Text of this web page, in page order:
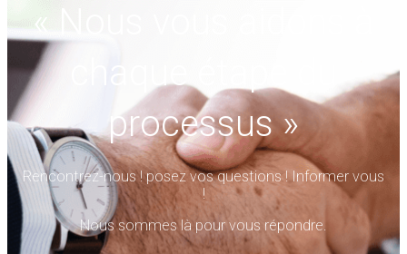
« Nous vous aidons à
chaque étape du
processus »
Rencontrez-nous ! posez vos questions ! Informer vous
!
Nous sommes là pour vous répondre.